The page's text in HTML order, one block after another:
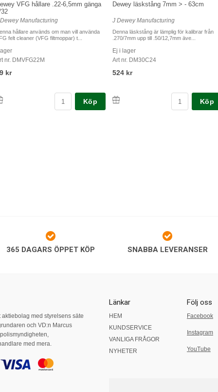
VFG hållare .22-6,5mm gänga
Manufacturing
hållare används om man vill använda
felt cleaner (VFG filtmoppar) t...
nr. DMVFG22M
kr
Köp
Dewey läskstång 7mm > - 63cm
J Dewey Manufacturing
Denna läskstång är lämplig för kalibrar från
.270/7mm upp till .50/12,7mm äve...
Ej i lager
Art nr. DM30C24
524 kr
Köp
365 DAGARS ÖPPET KÖP SNABBA LEVERANSER
med styrelsens säte
och VD:n Marcus
med mera.
Länkar
HEM
KUNDSERVICE
VANLIGA FRÅGOR
NYHETER
Följ oss
Facebook
Instagram
YouTube